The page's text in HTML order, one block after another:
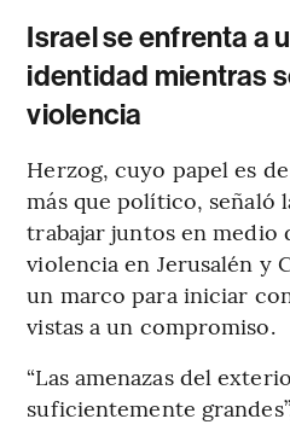
Israel se enfrenta a
identidad mientras
violencia
Herzog, cuyo papel es
más que político, señaló
trabajar juntos en medio
violencia en Jerusalén y
un marco para iniciar
vistas a un compromiso.
“Las amenazas del
suficientemente